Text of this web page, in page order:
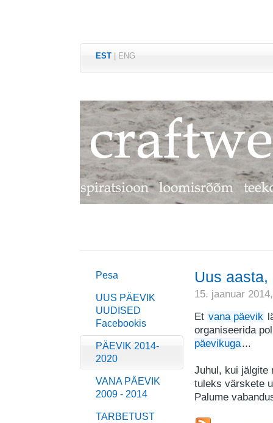
EST ENG
Pesa
UUS PÄEVIK
UUDISED
Facebookis
PÄEVIK 2014-
2020
VANA PÄEVIK
2009 - 2014
TARBETUST
Uus
15. jaanuar
Et vana päevik
organiseerida
päevikuga...
Juhul, kui jälgite
tuleks värskete
Palume